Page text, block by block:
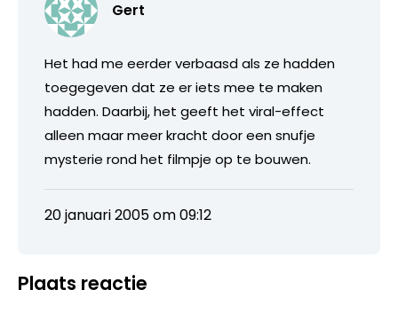
Gert
Het had me eerder verbaasd als ze hadden
toegegeven dat ze er iets mee te maken
hadden. Daarbij, het geeft het viral-effect
alleen maar meer kracht door een snufje
mysterie rond het filmpje op te bouwen.
20 januari 2005 om 09:12
Plaats reactie